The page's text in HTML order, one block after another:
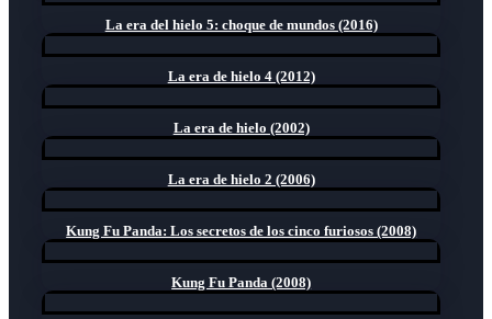
La era del hielo 5: choque de mundos (2016)
La era de hielo 4 (2012)
La era de hielo (2002)
La era de hielo 2 (2006)
Kung Fu Panda: Los secretos de los cinco furiosos (2008)
Kung Fu Panda (2008)